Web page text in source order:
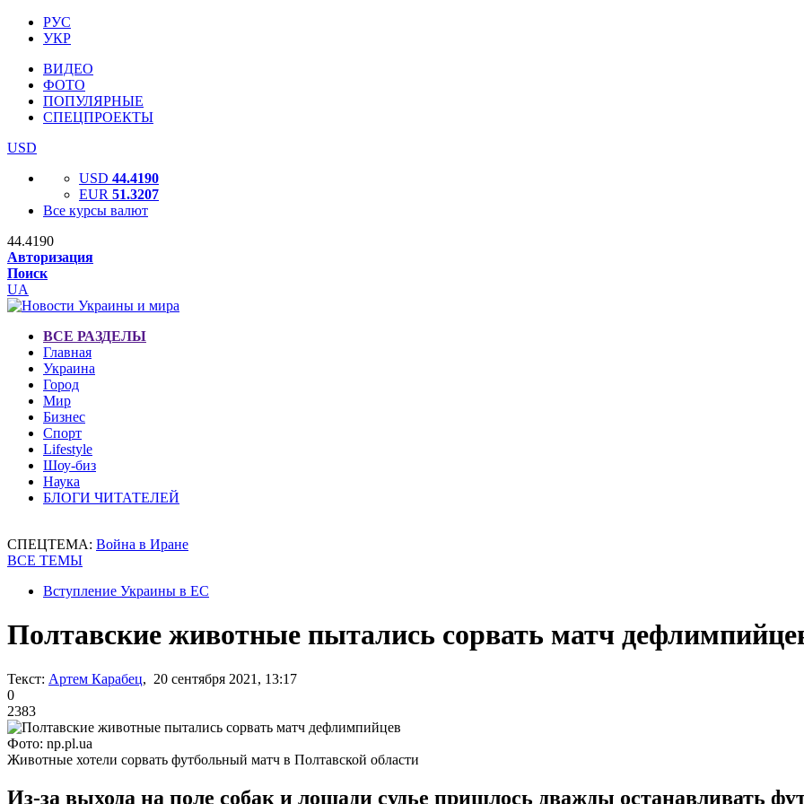
РУС
УКР
ВИДЕО
ФОТО
ПОПУЛЯРНЫЕ
СПЕЦПРОЕКТЫ
USD
USD 44.4190
EUR 51.3207
Все курсы валют
44.4190
Авторизация
Поиск
UA
ВСЕ РАЗДЕЛЫ
Главная
Украина
Город
Мир
Бизнес
Спорт
Lifestyle
Шоу-биз
Наука
БЛОГИ ЧИТАТЕЛЕЙ
СПЕЦТЕМА: Война в Иране
ВСЕ ТЕМЫ
Вступление Украины в ЕС
Полтавские животные пытались сорвать матч
Текст: Артем Карабец, 20 сентября 2021, 13:17
0
2383
Фото: np.pl.ua
Животные хотели сорвать футбольный матч в Полтавской области
Из-за выхода на поле собак и лошади судье пришлось дважды останавливать